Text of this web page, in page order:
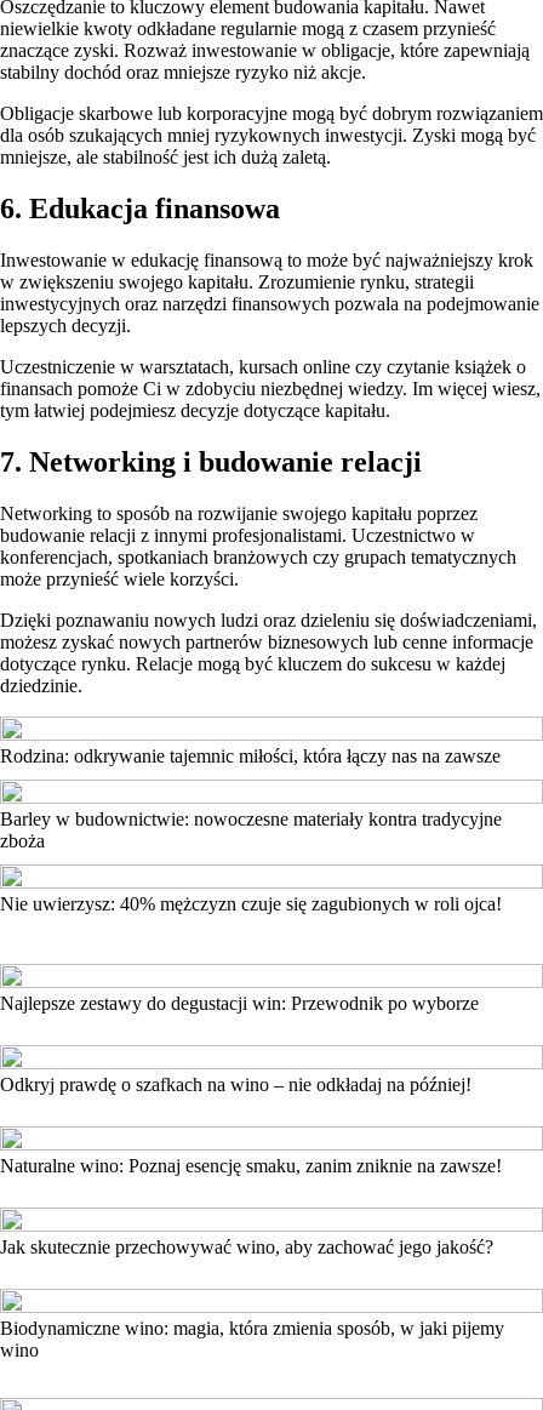
Oszczędzanie to kluczowy element budowania kapitału. Nawet
niewielkie kwoty odkładane regularnie mogą z czasem przynieść
znaczące zyski. Rozważ inwestowanie w obligacje, które zapewniają
stabilny dochód oraz mniejsze ryzyko niż akcje.
Obligacje skarbowe lub korporacyjne mogą być dobrym rozwiązaniem
dla osób szukających mniej ryzykownych inwestycji. Zyski mogą być
mniejsze, ale stabilność jest ich dużą zaletą.
6. Edukacja finansowa
Inwestowanie w edukację finansową to może być najważniejszy krok
w zwiększeniu swojego kapitału. Zrozumienie rynku, strategii
inwestycyjnych oraz narzędzi finansowych pozwala na podejmowanie
lepszych decyzji.
Uczestniczenie w warsztatach, kursach online czy czytanie książek o
finansach pomoże Ci w zdobyciu niezbędnej wiedzy. Im więcej wiesz,
tym łatwiej podejmiesz decyzje dotyczące kapitału.
7. Networking i budowanie relacji
Networking to sposób na rozwijanie swojego kapitału poprzez
budowanie relacji z innymi profesjonalistami. Uczestnictwo w
konferencjach, spotkaniach branżowych czy grupach tematycznych
może przynieść wiele korzyści.
Dzięki poznawaniu nowych ludzi oraz dzieleniu się doświadczeniami,
możesz zyskać nowych partnerów biznesowych lub cenne informacje
dotyczące rynku. Relacje mogą być kluczem do sukcesu w każdej
dziedzinie.
Rodzina: odkrywanie tajemnic miłości, która łączy nas na zawsze
Barley w budownictwie: nowoczesne materiały kontra tradycyjne
zboża
Nie uwierzysz: 40% mężczyzn czuje się zagubionych w roli ojca!
Najlepsze zestawy do degustacji win: Przewodnik po wyborze
Odkryj prawdę o szafkach na wino – nie odkładaj na później!
Naturalne wino: Poznaj esencję smaku, zanim zniknie na zawsze!
Jak skutecznie przechowywać wino, aby zachować jego jakość?
Biodynamiczne wino: magia, która zmienia sposób, w jaki pijemy
wino